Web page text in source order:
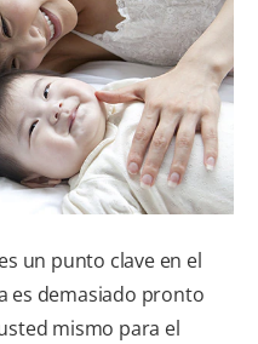
PARA PROFESIONALES
CUPONES
DO (ES)
SUSCRÍBASE
un punto clave en el
es demasiado pronto
mismo para el